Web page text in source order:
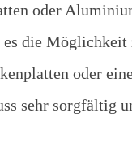
oder
die Möglichkeit
oder
sehr sorgfältig